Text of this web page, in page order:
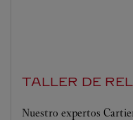
TALLER DE
Nuestro expertos